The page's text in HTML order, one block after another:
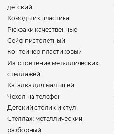
детский
Комоды из пластика
Рюкзаки качественные
Сейф пистолетный
Контейнер пластиковый
Изготовление металлических
стеллажей
Каталка для малышей
Чехол на телефон
Детский столик и стул
Стеллаж металлический
разборный